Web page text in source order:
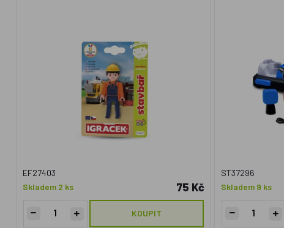
EF27403
Skladem 2 ks
75 Kč
KOUPIT
ST37296
Skladem 9 ks